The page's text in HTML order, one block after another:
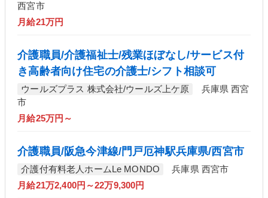
西宮市
月給21万円
介護職員/介護福祉士/残業ほぼなし/サービス付
き高齢者向け住宅の介護士/シフト相談可
ウールズプラス 株式会社/ウールズ上ケ原
兵庫県 西宮
市
月給25万円～
介護職員/阪急今津線/門戸厄神駅兵庫県/西宮市
介護付有料老人ホームLe MONDO
兵庫県 西宮市
月給21万2,400円～22万9,300円